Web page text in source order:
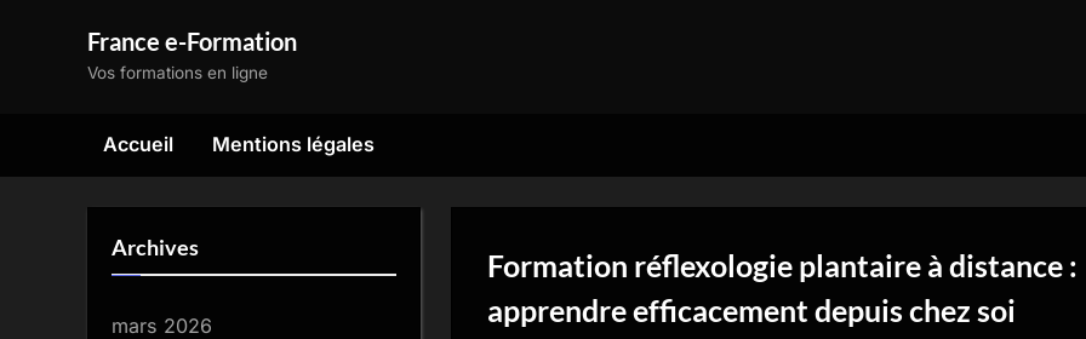
France e-Formation
Vos formations en ligne
Accueil Mentions légales
Formation réflexologie plantaire à distance :
apprendre efficacement depuis chez soi
Archives
mars 2026